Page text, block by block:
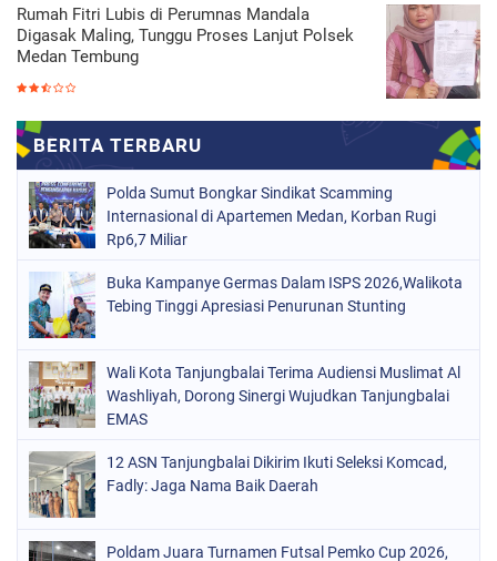
Rumah Fitri Lubis di Perumnas Mandala
Digasak Maling, Tunggu Proses Lanjut Polsek
Medan Tembung
Polda Sumut Bongkar Sindikat Scamming
Internasional di Apartemen Medan, Korban Rugi
Rp6,7 Miliar
Buka Kampanye Germas Dalam ISPS 2026,Walikota
Tebing Tinggi Apresiasi Penurunan Stunting
Wali Kota Tanjungbalai Terima Audiensi Muslimat Al
Washliyah, Dorong Sinergi Wujudkan Tanjungbalai
EMAS
12 ASN Tanjungbalai Dikirim Ikuti Seleksi Komcad,
Fadly: Jaga Nama Baik Daerah
Poldam Juara Turnamen Futsal Pemko Cup 2026,